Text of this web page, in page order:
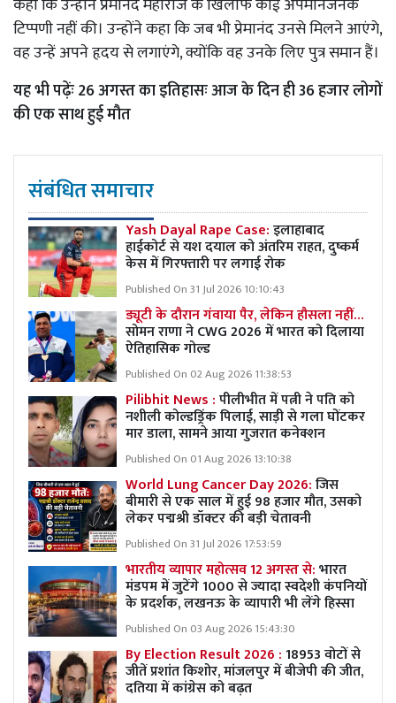
टिप्पणी नहीं की। उन्होंने कहा कि जब भी प्रेमानंद उनसे मिलने आएंगे,
वह उन्हें अपने हृदय से लगाएंगे, क्योंकि वह उनके लिए पुत्र समान हैं।
यह भी पढ़ेंः26 अगस्त का इतिहासः आज के दिन ही 36 हजार लोगों
की एक साथ हुई मौत
संबंधित समाचार
Yash Dayal Rape Case:इलाहाबाद
हाईकोर्ट से यश दयाल को अंतरिम राहत, दुष्कर्म
केस में गिरफ्तारी पर लगाई रोक
Published On 31 Jul 2026 10:10:43
ड्यूटी के दौरान गंवाया पैर, लेकिन हौसला नहीं…
सोमन राणा ने CWG 2026 में भारत को दिलाया
ऐतिहासिक गोल्ड
Published On 02 Aug 2026 11:38:53
Pilibhit News :पीलीभीत में पत्नी ने पति को
नशीली कोल्डड्रिंक पिलाई, साड़ी से गला घोंटकर
मार डाला, सामने आया गुजरात कनेक्शन
Published On 01 Aug 2026 13:10:38
World Lung Cancer Day 2026:जिस
बीमारी से एक साल में हुई 98 हजार मौत, उसको
लेकर पद्मश्री डॉक्टर की बड़ी चेतावनी
Published On 31 Jul 2026 17:53:59
भारतीय व्यापार महोत्सव 12 अगस्त से:भारत
मंडपम में जुटेंगे 1000 से ज्यादा स्वदेशी कंपनियों
के प्रदर्शक, लखनऊ के व्यापारी भी लेंगे हिस्सा
Published On 03 Aug 2026 15:43:30
By Election Result 2026 :18953 वोटों से
जीतें प्रशांत किशोर, मांजलपुर में बीजेपी की जीत,
दतिया में कांग्रेस को बढ़त